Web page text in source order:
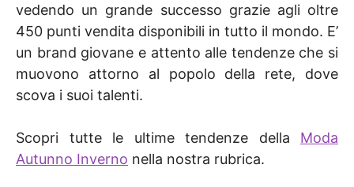
vedendo un grande successo grazie agli oltre
450 punti vendita disponibili in tutto il mondo. E’
un brand giovane e attento alle tendenze che si
muovono attorno al popolo della rete, dove
scova i suoi talenti.
Scopri tutte le ultime tendenze della Moda
Autunno Inverno nella nostra rubrica.